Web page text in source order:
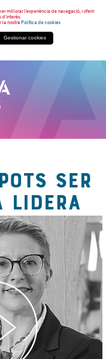
millorar l’experiència de navegació, i oferir
la nostraPolítica de cookies
Gestionar cookies
SER
LIDERA